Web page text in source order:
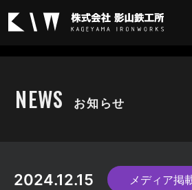
NEWS お知らせ
2024.12.15 メディア掲